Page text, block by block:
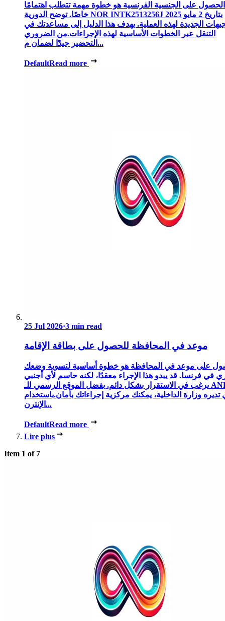
الحصول على الجنسية الفرنسية هو خطوة مهمة تتطلب اهتمامًا
خاصًا. توضح الدورية NOR INTK2513256J بتاريخ 2 مايو 2025
الجديدة لهذه العملية. يهدف هذا الدليل إلى مساعدتك في
التنقل عبر الخطوات الأساسية لهذه الإجراءات.من الضروري
التحضير جيدًا لضمان م...
DefaultRead more
25 Jul 2026·3 min read
موعد في المحافظة للحصول على بطاقة الإقامة
على موعد في المحافظة هو خطوة أساسية لتسوية وضعك
في فرنسا. قد يبدو هذا الإجراء معقدًا، لكنه حاسم لأي أجنبي
يرغب في الاستقرار بشكل دائم. بفضل الموقع الرسمي للـ ANEF،
تديره وزارة الداخلية، يمكنك مركزية إجراءاتك بأمان.باستخدام
الإنترن...
DefaultRead more
Lire plus
Item 1 of 7